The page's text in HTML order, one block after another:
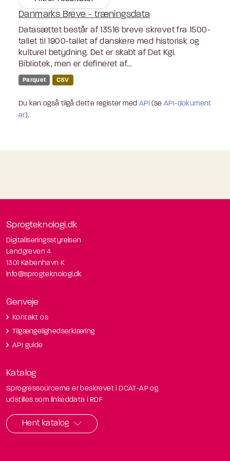
Danmarks Breve - træningsdata
Datasættet består af 13516 breve skrevet fra 1500-
tallet til 1900-tallet af danskere med historisk og
kulturel betydning. Det er skabt af Det Kgl.
Bibliotek, men er defineret af...
Parquet CSV
Du kan også tilgå dette register med API (seAPI-dokument
er).
Sprogteknologi.dk
Digitaliseringsstyrelsen
Landgreven 4
1301 København K
info@sprogteknologi.dk
Genveje
Kontakt os
Tilgængelighedserklæring
API guide
Katalog
Sprogressourcerne er beskrevet i DCAT-AP og
udstilles som linkeddata i RDF
Hent katalog